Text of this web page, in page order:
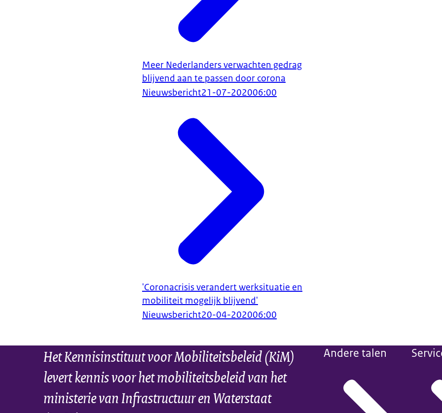
Meer Nederlanders verwachten gedrag
blijvend aan te passen door corona
Nieuwsbericht21-07-202006:00
'Coronacrisis verandert werksituatie en
mobiliteit mogelijk blijvend'
Nieuwsbericht20-04-202006:00
Het Kennisinstituut voor Mobiliteitsbeleid (KiM)
levert kennis voor het mobiliteitsbeleid van het
ministerie van Infrastructuur en Waterstaat
Andere talen